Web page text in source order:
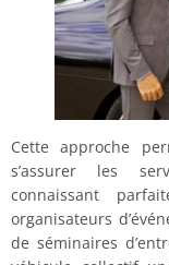
Cette approche
s’assurer les
connaissant
organisateurs
de séminaires